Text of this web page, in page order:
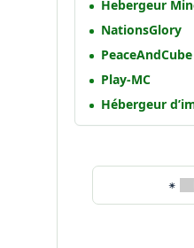
Hebergeur
NationsGlory
PeaceAndCube
Play-MC
Hébergeur